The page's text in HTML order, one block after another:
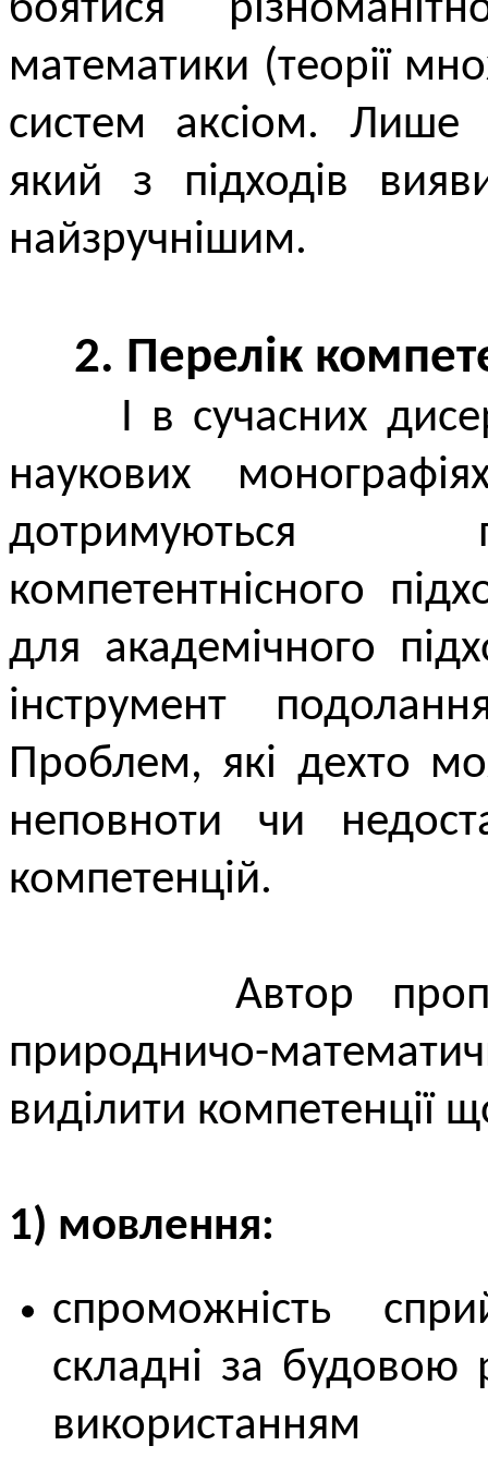
боятися
математики (теорії
систем аксіом. Лише
який з підходів
найзручнішим.
2. Перелік
І в сучасних
наукових
дотримуються
компетентнісного
для академічного
інструмент
Проблем, які дехто
неповноти чи
компетенцій.
Автор
природничо-
виділити компетенції
1) мовлення:
спроможність
складні за будовою
використанням